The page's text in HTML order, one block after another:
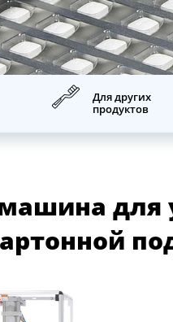
Для других
продуктов
для